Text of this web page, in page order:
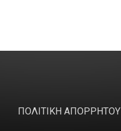
ΠΟΛΙΤΙΚΗ ΑΠΟΡΡΗΤΟΥ